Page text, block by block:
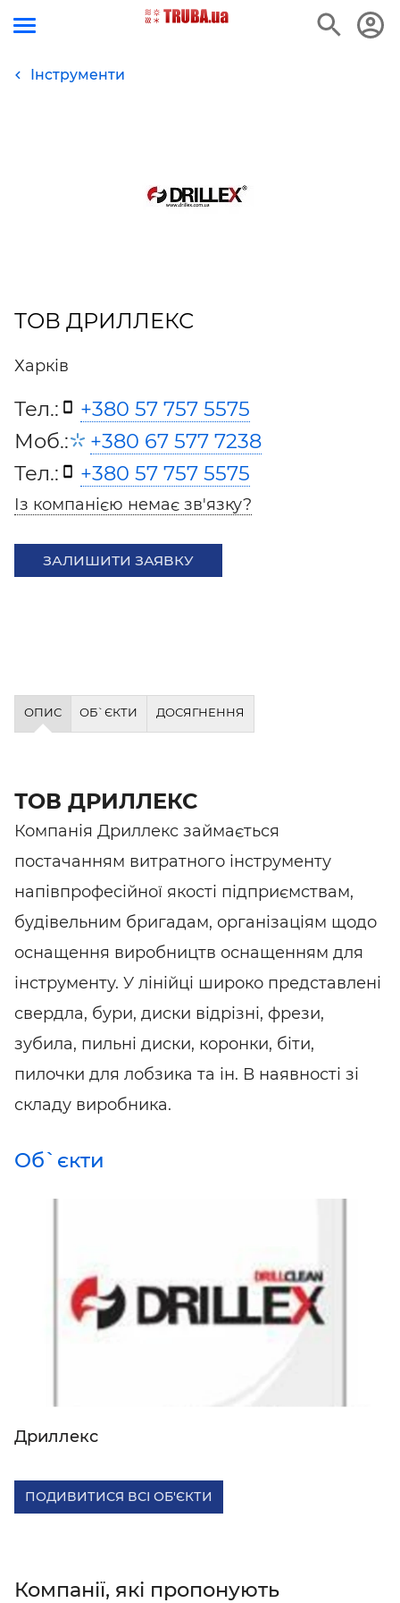
Інструменти
ТОВ ДРИЛЛЕКС
Харків
Тел.:
+380 57 757 5575
Моб.:
+380 67 577 7238
Тел.:
+380 57 757 5575
Із компанією немає зв'язку?
ЗАЛИШИТИ ЗАЯВКУ
ОПИС ОБ`ЄКТИ ДОСЯГНЕННЯ
ТОВ ДРИЛЛЕКС
Компанія Дриллекс займається
постачанням витратного інструменту
напівпрофесійної якості підприємствам,
будівельним бригадам, організаціям щодо
оснащення виробництв оснащенням для
інструменту. У лінійці широко представлені
свердла, бури, диски відрізні, фрези,
зубила, пильні диски, коронки, біти,
пилочки для лобзика та ін. В наявності зі
складу виробника.
Об`єкти
Дриллекс
ПОДИВИТИСЯ ВСІ ОБ'ЄКТИ
Компанії, які пропонують